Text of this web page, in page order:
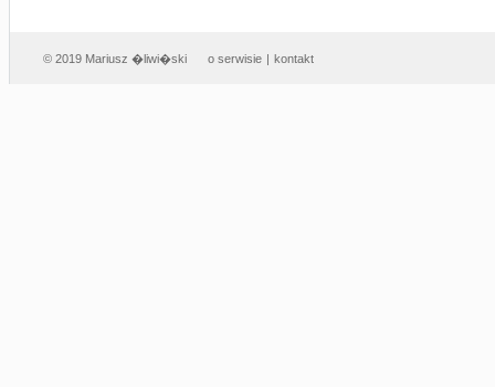
© 2019 Mariusz �liwi�ski o serwisie | kontakt